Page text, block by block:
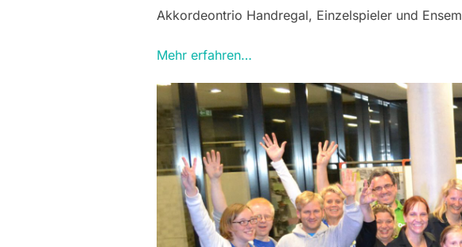
Akkordeontrio Handregal, Einzelspieler und
Mehr erfahren…